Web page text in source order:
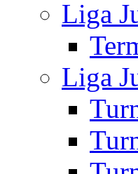
Liga
Liga